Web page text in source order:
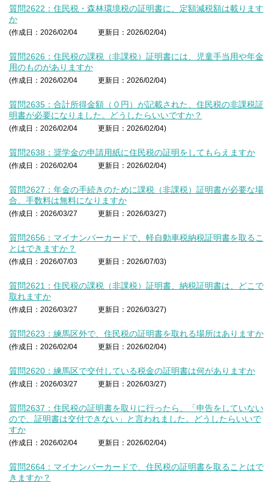
質問2622：住民税・森林環境税の証明書に、定額減税額は載ります
か
(作成日：2026/02/04 更新日：2026/02/04)
質問2626：住民税の課税（非課税）証明書には、児童手当用や年金
用のものがありますか
(作成日：2026/02/04 更新日：2026/02/04)
質問2635：合計所得金額（０円）が記載された、住民税の非課税証
明書が必要になりました。どうしたらいいですか？
(作成日：2026/02/04 更新日：2026/02/04)
質問2638：奨学金の申請用紙に住民税の証明をしてもらえますか
(作成日：2026/02/04 更新日：2026/02/04)
質問2627：年金の手続きのために課税（非課税）証明書が必要な場
合、手数料は無料になりますか
(作成日：2026/03/27 更新日：2026/03/27)
質問2656：マイナンバーカードで、軽自動車税納税証明書を取るこ
とはできますか？
(作成日：2026/07/03 更新日：2026/07/03)
質問2621：住民税の課税（非課税）証明書、納税証明書は、どこで
取れますか
(作成日：2026/03/27 更新日：2026/03/27)
質問2623：練馬区外で、住民税の証明書を取れる場所はありますか
(作成日：2026/02/04 更新日：2026/02/04)
質問2620：練馬区で交付している税金の証明書は何がありますか
(作成日：2026/03/27 更新日：2026/03/27)
質問2637：住民税の証明書を取りに行ったら、「申告をしていない
ので、証明書は交付できない」と言われました。どうしたらいいで
すか
(作成日：2026/02/04 更新日：2026/02/04)
質問2664：マイナンバーカードで、住民税の証明書を取ることはで
きますか？